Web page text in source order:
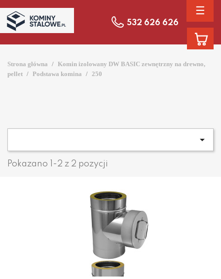
☰
532 626 626
Strona główna
Komin izolowany DW BASIC zewnętrzny na drewno,
pellet
Podstawa komina 250

Pokazano 1-2 z 2 pozycji